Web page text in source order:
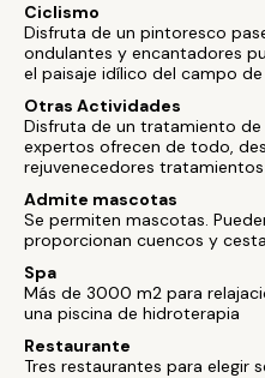
Ciclismo
Disfruta de un pintoresco
ondulantes y encantadores
el paisaje idílico del campo
Otras Actividades
Disfruta de un tratamiento
expertos ofrecen de todo,
rejuvenecedores
Admite mascotas
Se permiten mascotas.
proporcionan cuencos y
Spa
Más de 3000 m2 para
una piscina de hidroterapia
Restaurante
Tres restaurantes para elegir